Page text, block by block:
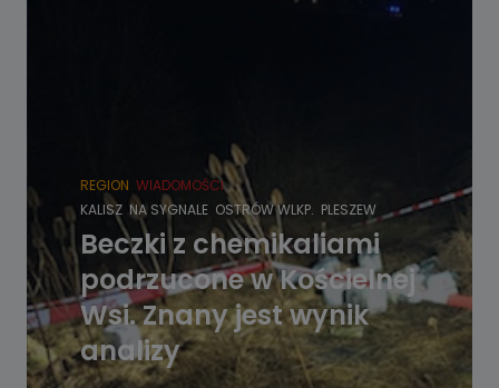
REGION WIADOMOŚCI
KALISZ NA SYGNALE OSTRÓW WLKP. PLESZEW
Beczki z chemikaliami
podrzucone w Kościelnej
Wsi. Znany jest wynik
analizy